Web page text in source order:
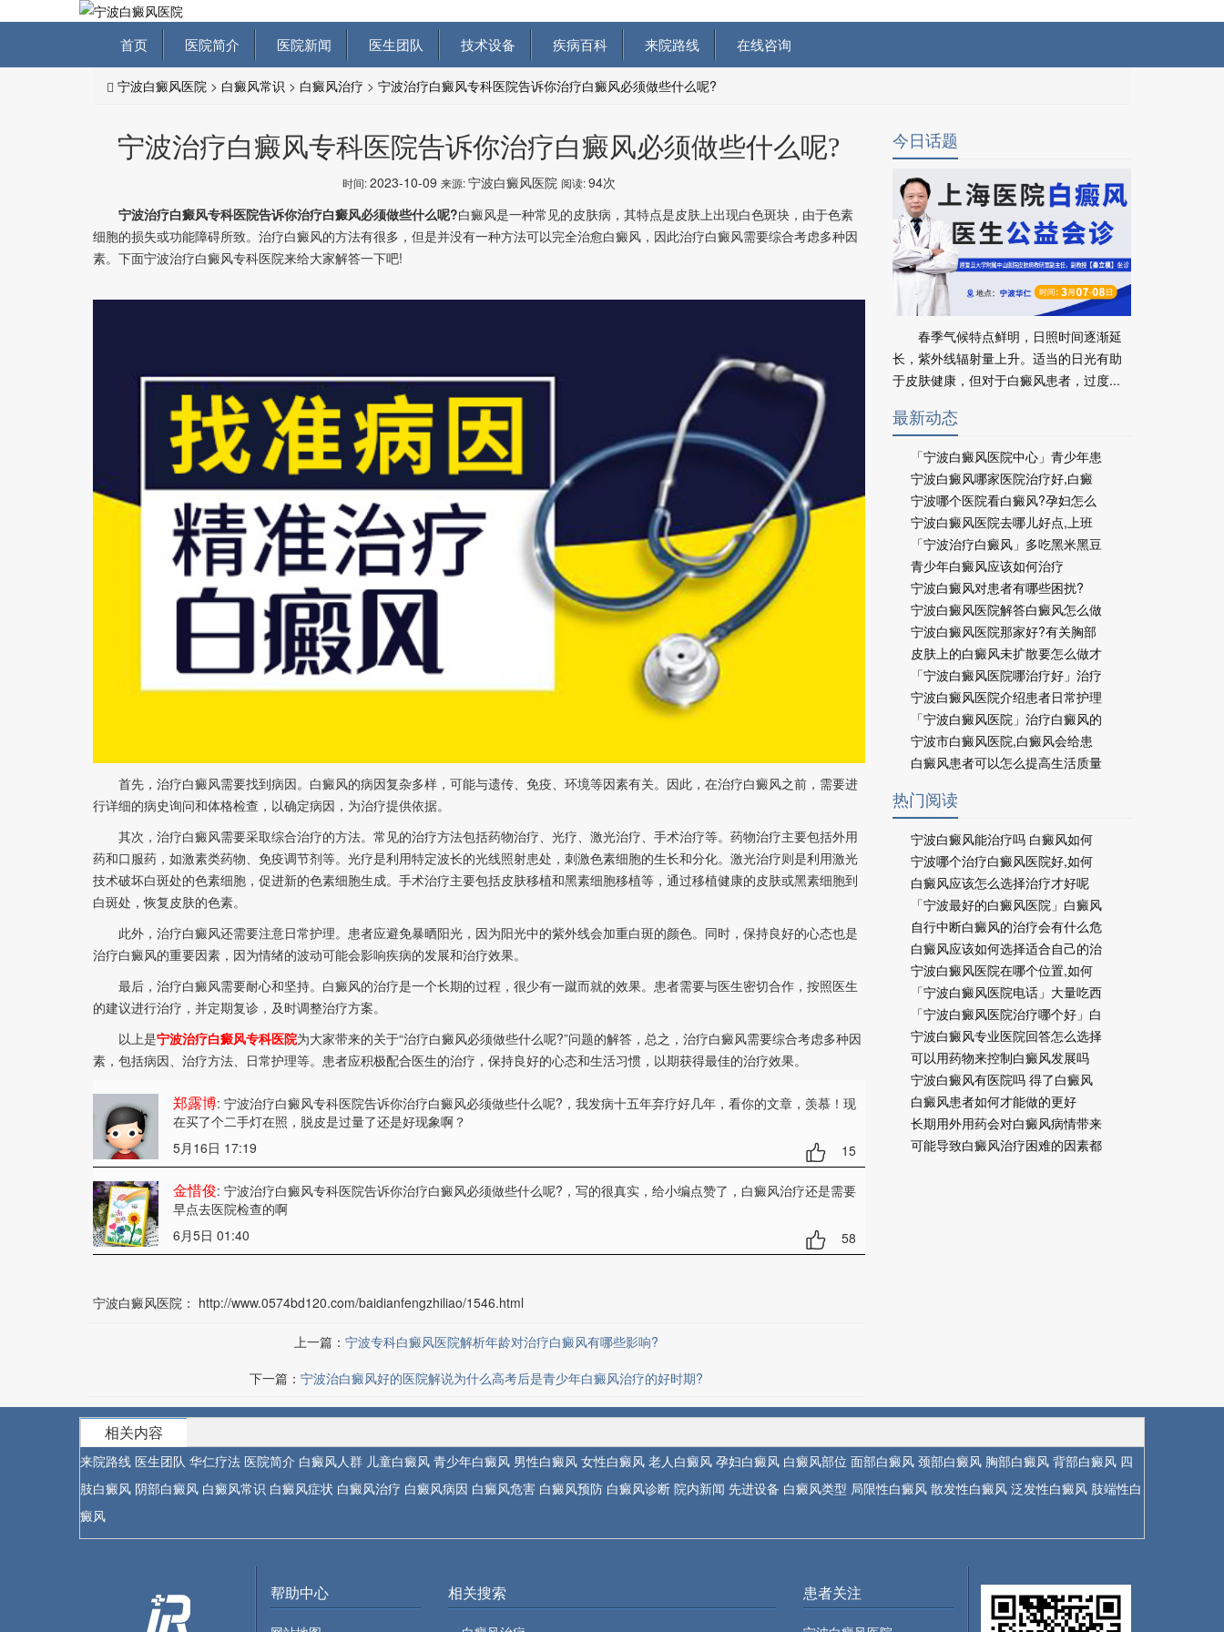
首页 医院简介 医院新闻 医生团队 技术设备 疾病百科 来院路线 在线咨询
宁波白癜风医院 > 白癜风常识 > 白癜风治疗 > 宁波治疗白癜风专科医院告诉你治疗白癜风必须做些什么呢?
宁波治疗白癜风专科医院告诉你治疗白癜风必须做些什么呢?
时间:2023-10-09 来源:宁波白癜风医院 阅读:94次
宁波治疗白癜风专科医院告诉你治疗白癜风必须做些什么呢?白癜风是一种常见的皮肤病，其特点是皮肤上出现白色斑块，由于色素
细胞的损失或功能障碍所致。治疗白癜风的方法有很多，但是并没有一种方法可以完全治愈白癜风，因此治疗白癜风需要综合考虑多种因
素。下面宁波治疗白癜风专科医院来给大家解答一下吧!
首先，治疗白癜风需要找到病因。白癜风的病因复杂多样，可能与遗传、免疫、环境等因素有关。因此，在治疗白癜风之前，需要进
行详细的病史询问和体格检查，以确定病因，为治疗提供依据。
其次，治疗白癜风需要采取综合治疗的方法。常见的治疗方法包括药物治疗、光疗、激光治疗、手术治疗等。药物治疗主要包括外用
药和口服药，如激素类药物、免疫调节剂等。光疗是利用特定波长的光线照射患处，刺激色素细胞的生长和分化。激光治疗则是利用激光
技术破坏白斑处的色素细胞，促进新的色素细胞生成。手术治疗主要包括皮肤移植和黑素细胞移植等，通过移植健康的皮肤或黑素细胞到
白斑处，恢复皮肤的色素。
此外，治疗白癜风还需要注意日常护理。患者应避免暴晒阳光，因为阳光中的紫外线会加重白斑的颜色。同时，保持良好的心态也是
治疗白癜风的重要因素，因为情绪的波动可能会影响疾病的发展和治疗效果。
最后，治疗白癜风需要耐心和坚持。白癜风的治疗是一个长期的过程，很少有一蹴而就的效果。患者需要与医生密切合作，按照医生
的建议进行治疗，并定期复诊，及时调整治疗方案。
以上是宁波治疗白癜风专科医院为大家带来的关于“治疗白癜风必须做些什么呢?”问题的解答，总之，治疗白癜风需要综合考虑多种因
素，包括病因、治疗方法、日常护理等。患者应积极配合医生的治疗，保持良好的心态和生活习惯，以期获得最佳的治疗效果。
郑露博: 宁波治疗白癜风专科医院告诉你治疗白癜风必须做些什么呢? ，我发病十五年弃疗好几年，看你的文章，羡慕！现
在买了个二手灯在照，脱皮是过量了还是好现象啊？
5月16日 17:19
15
金惜俊: 宁波治疗白癜风专科医院告诉你治疗白癜风必须做些什么呢? ，写的很真实，给小编点赞了，白癜风治疗还是需要
早点去医院检查的啊
6月5日 01:40
58
宁波白癜风医院： http://www.0574bd120.com/baidianfengzhiliao/1546.html
上一篇：宁波专科白癜风医院解析年龄对治疗白癜风有哪些影响?
下一篇：宁波治白癜风好的医院解说为什么高考后是青少年白癜风治疗的好时期?
今日话题
春季气候特点鲜明，日照时间逐渐延
长，紫外线辐射量上升。适当的日光有助
于皮肤健康，但对于白癜风患者，过度...
最新动态
「宁波白癜风医院中心」青少年患
宁波白癜风哪家医院治疗好,白癜
宁波哪个医院看白癜风?孕妇怎么
宁波白癜风医院去哪儿好点,上班
「宁波治疗白癜风」多吃黑米黑豆
青少年白癜风应该如何治疗
宁波白癜风对患者有哪些困扰?
宁波白癜风医院解答白癜风怎么做
宁波白癜风医院那家好?有关胸部
皮肤上的白癜风未扩散要怎么做才
「宁波白癜风医院哪治疗好」治疗
宁波白癜风医院介绍患者日常护理
「宁波白癜风医院」治疗白癜风的
宁波市白癜风医院,白癜风会给患
白癜风患者可以怎么提高生活质量
热门阅读
宁波白癜风能治疗吗 白癜风如何
宁波哪个治疗白癜风医院好,如何
白癜风应该怎么选择治疗才好呢
「宁波最好的白癜风医院」白癜风
自行中断白癜风的治疗会有什么危
白癜风应该如何选择适合自己的治
宁波白癜风医院在哪个位置,如何
「宁波白癜风医院电话」大量吃西
「宁波白癜风医院治疗哪个好」白
宁波白癜风专业医院回答怎么选择
可以用药物来控制白癜风发展吗
宁波白癜风有医院吗 得了白癜风
白癜风患者如何才能做的更好
长期用外用药会对白癜风病情带来
可能导致白癜风治疗困难的因素都
相关内容
来院路线 医生团队 华仁疗法 医院简介 白癜风人群 儿童白癜风 青少年白癜风 男性白癜风 女性白癜风 老人白癜风 孕妇白癜风 白癜风部位 面部白癜风 颈部白癜风 胸部白癜风 背部白癜风 四
肢白癜风 阴部白癜风 白癜风常识 白癜风症状 白癜风治疗 白癜风病因 白癜风危害 白癜风预防 白癜风诊断 院内新闻 先进设备 白癜风类型 局限性白癜风 散发性白癜风 泛发性白癜风 肢端性白
癜风
帮助中心 相关搜索 患者关注